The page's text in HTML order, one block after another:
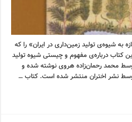
به شیوه‌ی تولید زمین‌داری در ایران» را که
کتاب درباره‌ی مفهوم و چیستی شیوه تولید
محمد رحمان‌زاده هروی نوشته شده و